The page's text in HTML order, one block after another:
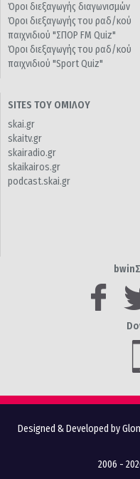
Όροι διεξαγωγής διαγωνισμών
Όροι διεξαγωγής του ραδ/κού
παιχνιδιού "ΣΠΟΡ FM Quiz"
Όροι διεξαγωγής του ραδ/κού
παιχνιδιού "Sport Quiz"
SITES ΤΟΥ ΟΜΙΛΟΥ
skai.gr
skaitv.gr
skairadio.gr
skaikairos.gr
podcast.skai.gr
Designed & Developed by
2006 -